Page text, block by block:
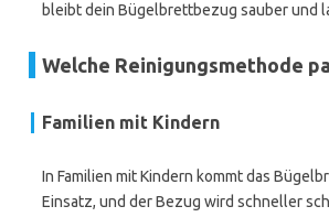
bleibt dein Bügelbrettbezug sauber und
Welche Reinigungsmethode
Familien mit Kindern
In Familien mit Kindern kommt das
Einsatz, und der Bezug wird schneller